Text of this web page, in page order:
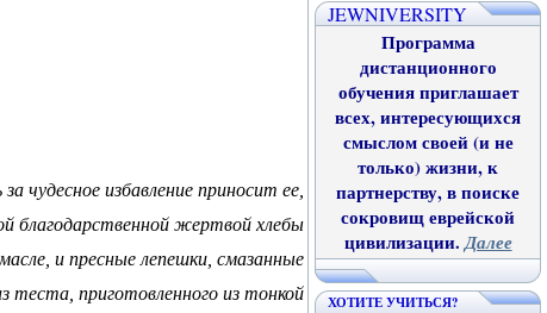
чудесное избавление приносит ее,
благодарственной жертвой хлебы
и пресные лепешки, смазанные
теста, приготовленного из тонкой
JEWNIVERSITY
Программа
дистанционного
обучения приглашает
всех, интересующихся
смыслом своей (и не
только) жизни, к
партнерству, в поиске
сокровищ еврейской
цивилизации.Далее
ХОТИТЕ УЧИТЬСЯ?